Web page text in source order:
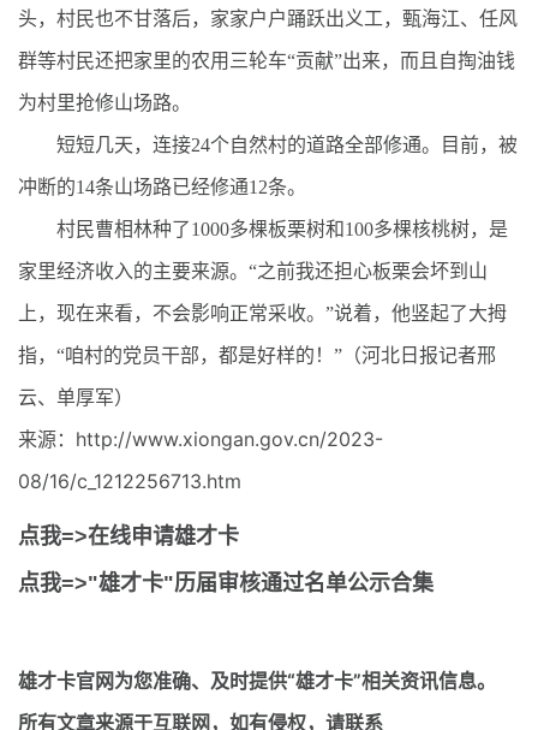
头，村民也不甘落后，家家户户踊跃出义工，甄海江、任风
群等村民还把家里的农用三轮车“贡献”出来，而且自掏油钱
为村里抢修山场路。
短短几天，连接24个自然村的道路全部修通。目前，被
冲断的14条山场路已经修通12条。
村民曹相林种了1000多棵板栗树和100多棵核桃树，是
家里经济收入的主要来源。“之前我还担心板栗会坏到山
上，现在来看，不会影响正常采收。”说着，他竖起了大拇
指，“咱村的党员干部，都是好样的！”（河北日报记者邢
云、单厚军）
来源：http://www.xiongan.gov.cn/2023-
08/16/c_1212256713.htm
点我=>在线申请雄才卡
点我=>"雄才卡"历届审核通过名单公示合集
雄才卡官网为您准确、及时提供“雄才卡”相关资讯信息。
所有文章来源于互联网，如有侵权，请联系